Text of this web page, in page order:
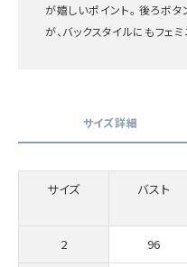
が嬉しいポイント。 後ろボ
が、バックスタイルにもフェ
サイズ詳細
サイズ バスト
2 96